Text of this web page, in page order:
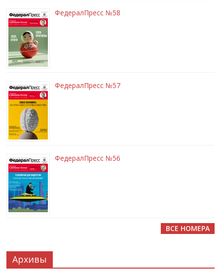
ФедералПресс №58
ФедералПресс №57
ФедералПресс №56
ВСЕ НОМЕРА
Архивы